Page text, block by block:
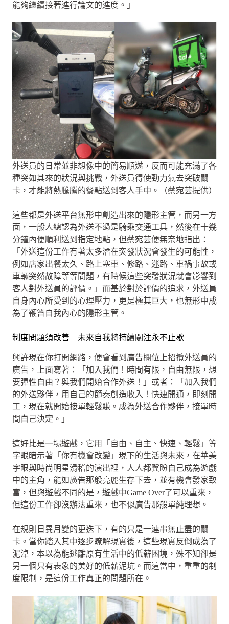
能夠繼續接著進行論文的進度。」
外送員的日常並非想像中的簡易順遂，反而可能充滿了各
種突如其來的狀況與挑戰，外送員得使勁力氣去突破關
卡，才能將熱騰騰的餐點送到客人手中。（蔡宛芸提供）
這些都是外送平台無形中創造出來的隱形主管，而另一方
面，一般人總認為外送不過是騎乘交通工具，然後在十幾
分鐘內便順利送到指定地點，但蔡宛芸便無奈地指出：
「外送這份工作有著太多潛在突發狀況會發生的可能性，
例如店家出餐太久、路上塞車、修路、迷路、車禍事故或
車輛突然故障等等問題，有時候這些突發狀況就會影響到
客人對外送員的評價。」而基於對於評價的追求，外送員
自身內心所受到的心理壓力，更是極其巨大，也無形中成
為了鞭笞自我內心的隱形主管。
制度問題須改善 未來自我將持續關注永不止歇
興許現在你打開網路，便會看到廣告欄位上招攬外送員的
廣告，上面寫著：「加入我們！時間有限，自由無限，想
要彈性自由？與我們開始合作外送！」或者：「加入我們
的外送夥伴，用自己的節奏創造收入！快速開通，即刻開
工，現在就開始接單輕鬆賺。成為外送合作夥伴，接單時
間自己決定。」
這好比是一場遊戲，它用「自由、自主、快速、輕鬆」等
字眼暗示著「你有機會改變」現下的生活與未來，在華美
字眼與時尚明星滑稽的演出裡，人人都冀盼自己成為遊戲
中的主角，能如廣告那般亮麗生存下去，並有機會發家致
富，但與遊戲不同的是，遊戲中Game Over了可以重來，
但這份工作卻沒辦法重來，也不似廣告那般單純理想。
在規則日異月變的更迭下，有的只是一連串無止盡的關
卡。當你踏入其中逐步瞭解現實後，這些現實反倒成為了
泥淖，本以為能逃離原有生活中的低薪困境，殊不知卻是
另一個只有表象的美好的低薪泥坑。而這當中，重重的制
度限制，是這份工作真正的問題所在。